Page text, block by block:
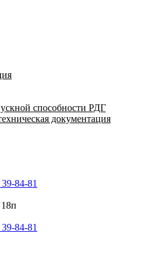
способности РДГ
документация
84-81
84-81